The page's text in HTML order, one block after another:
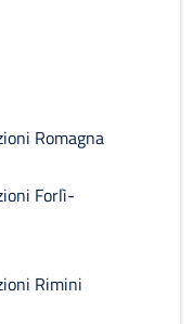
Romagna
Forlì-
Rimini